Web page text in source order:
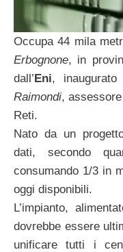
Occupa 44 mila
Erbognone, in
dall’Eni,
Raimondi,
Reti.
Nato da un
dati, secondo
consumando 1/3 in
oggi disponibili.
L’impianto,
dovrebbe essere
unificare tutti i